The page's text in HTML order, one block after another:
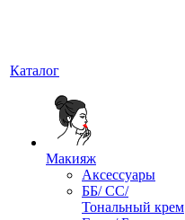
Каталог
Макияж
Аксессуары
ББ/ СС/
Тональный крем